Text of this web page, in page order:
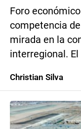
Foro
competencia
mirada en la
interregional.
Christian Silva